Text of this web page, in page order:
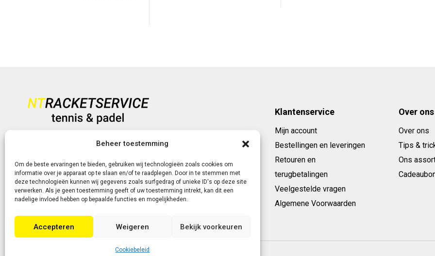
Beheer toestemming
Om de beste ervaringen te bieden, gebruiken wij technologieën zoals cookies om
informatie over je apparaat op te slaan en/of te raadplegen. Door in te stemmen met
deze technologieën kunnen wij gegevens zoals surfgedrag of unieke ID's op deze site
verwerken. Als je geen toestemming geeft of uw toestemming intrekt, kan dit een
nadelige invloed hebben op bepaalde functies en mogelijkheden.
Accepteren Weigeren Bekijk voorkeuren
Cookiebeleid
Heb je vragen?
+31 (0)6-5188 0267
Of neem contact met ons op via de livechat of e-mail!
Klantenservice
Mijn account
Bestellingen en leveringen
Retouren en
terugbetalingen
Veelgestelde vragen
Algemene Voorwaarden
Over ons
Over ons
Tips &
Ons